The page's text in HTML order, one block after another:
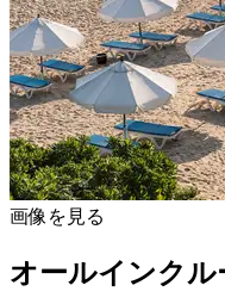
画像を見る
オールインク